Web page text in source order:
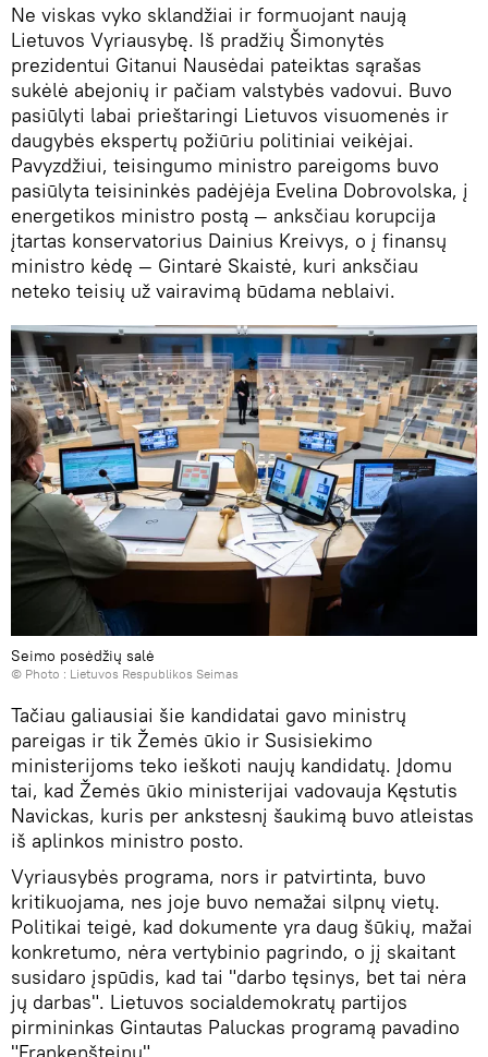
Ne viskas vyko sklandžiai ir formuojant naują
Lietuvos Vyriausybę. Iš pradžių Šimonytės
prezidentui Gitanui Nausėdai pateiktas sąrašas
sukėlė abejonių ir pačiam valstybės vadovui. Buvo
pasiūlyti labai prieštaringi Lietuvos visuomenės ir
daugybės ekspertų požiūriu politiniai veikėjai.
Pavyzdžiui, teisingumo ministro pareigoms buvo
pasiūlyta teisininkės padėjėja Evelina Dobrovolska, į
energetikos ministro postą — anksčiau korupcija
įtartas konservatorius Dainius Kreivys, o į finansų
ministro kėdę — Gintarė Skaistė, kuri anksčiau
neteko teisių už vairavimą būdama neblaivi.
Seimo posėdžių salė
© Photo : Lietuvos Respublikos Seimas
Tačiau galiausiai šie kandidatai gavo ministrų
pareigas ir tik Žemės ūkio ir Susisiekimo
ministerijoms teko ieškoti naujų kandidatų. Įdomu
tai, kad Žemės ūkio ministerijai vadovauja Kęstutis
Navickas, kuris per ankstesnį šaukimą buvo atleistas
iš aplinkos ministro posto.
Vyriausybės programa, nors ir patvirtinta, buvo
kritikuojama, nes joje buvo nemažai silpnų vietų.
Politikai teigė, kad dokumente yra daug šūkių, mažai
konkretumo, nėra vertybinio pagrindo, o jį skaitant
susidaro įspūdis, kad tai "darbo tęsinys, bet tai nėra
jų darbas". Lietuvos socialdemokratų partijos
pirmininkas Gintautas Paluckas programą pavadino
"Frankenšteinu".